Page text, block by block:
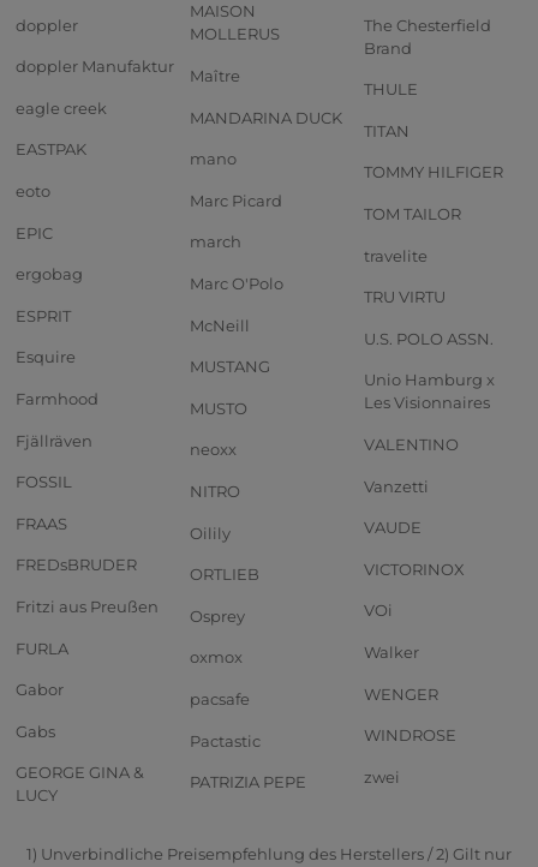
doppler
doppler Manufaktur
eagle creek
EASTPAK
eoto
EPIC
ergobag
ESPRIT
Esquire
Farmhood
Fjällräven
FOSSIL
FRAAS
FREDsBRUDER
Fritzi aus Preußen
FURLA
Gabor
Gabs
GEORGE GINA &
LUCY
MAISON
MOLLERUS
Maître
MANDARINA DUCK
mano
Marc Picard
march
Marc O'Polo
McNeill
MUSTANG
MUSTO
neoxx
NITRO
Oilily
ORTLIEB
Osprey
oxmox
pacsafe
Pactastic
PATRIZIA PEPE
The Chesterfield
Brand
THULE
TITAN
TOMMY HILFIGER
TOM TAILOR
travelite
TRU VIRTU
U.S. POLO ASSN.
Unio Hamburg x
Les Visionnaires
VALENTINO
Vanzetti
VAUDE
VICTORINOX
VOi
Walker
WENGER
WINDROSE
zwei
1) Unverbindliche Preisempfehlung des Herstellers / 2) Gilt nur